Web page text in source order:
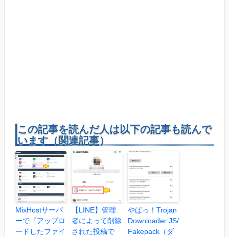
この記事を読んだ人は以下の記事も読んで
います（関連記事）
MixHostサーバ
ーで『アップロ
ードしたファイ
【LINE】管理
者によって削除
された投稿で
やばっ！Trojan
Downloader:JS/
Fakepack（ダ